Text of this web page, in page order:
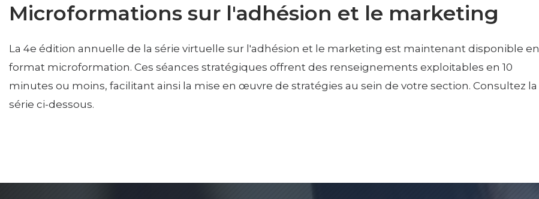
Microformations sur l'adhésion et le marketing
La 4e édition annuelle de la série virtuelle sur l'adhésion et le marketing est maintenant disponible en
format microformation. Ces séances stratégiques offrent des renseignements exploitables en 10
minutes ou moins, facilitant ainsi la mise en œuvre de stratégies au sein de votre section. Consultez la
série ci-dessous.